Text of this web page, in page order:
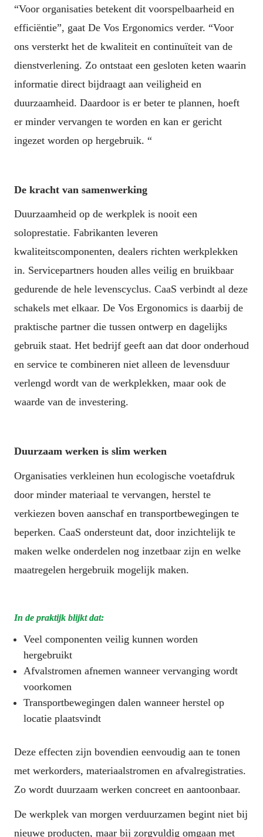
“Voor organisaties betekent dit voorspelbaarheid en
efficiëntie”, gaat De Vos Ergonomics verder. “Voor
ons versterkt het de kwaliteit en continuïteit van de
dienstverlening. Zo ontstaat een gesloten keten waarin
informatie direct bijdraagt aan veiligheid en
duurzaamheid. Daardoor is er beter te plannen, hoeft
er minder vervangen te worden en kan er gericht
ingezet worden op hergebruik. “
De kracht van samenwerking
Duurzaamheid op de werkplek is nooit een
soloprestatie. Fabrikanten leveren
kwaliteitscomponenten, dealers richten werkplekken
in. Servicepartners houden alles veilig en bruikbaar
gedurende de hele levenscyclus. CaaS verbindt al deze
schakels met elkaar. De Vos Ergonomics is daarbij de
praktische partner die tussen ontwerp en dagelijks
gebruik staat. Het bedrijf geeft aan dat door onderhoud
en service te combineren niet alleen de levensduur
verlengd wordt van de werkplekken, maar ook de
waarde van de investering.
Duurzaam werken is slim werken
Organisaties verkleinen hun ecologische voetafdruk
door minder materiaal te vervangen, herstel te
verkiezen boven aanschaf en transportbewegingen te
beperken. CaaS ondersteunt dat, door inzichtelijk te
maken welke onderdelen nog inzetbaar zijn en welke
maatregelen hergebruik mogelijk maken.
In de praktijk blijkt dat:
Veel componenten veilig kunnen worden
hergebruikt
Afvalstromen afnemen wanneer vervanging wordt
voorkomen
Transportbewegingen dalen wanneer herstel op
locatie plaatsvindt
Deze effecten zijn bovendien eenvoudig aan te tonen
met werkorders, materiaalstromen en afvalregistraties.
Zo wordt duurzaam werken concreet en aantoonbaar.
De werkplek van morgen verduurzamen begint niet bij
nieuwe producten, maar bij zorgvuldig omgaan met